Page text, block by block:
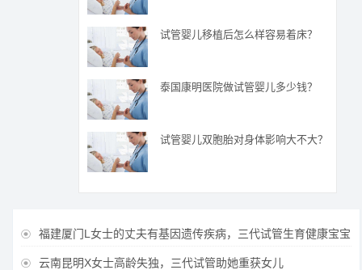
试管婴儿移植后怎么样容易着床？
泰国康明医院做试管婴儿多少钱？
试管婴儿双胞胎对身体影响大不大？
 福建厦门L女士的丈夫有基因遗传疾病，三代试管生育健康宝宝
 云南昆明X女士高龄失独，三代试管助她重获女儿